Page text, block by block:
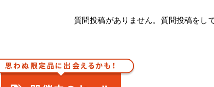
質問投稿がありません。質問投稿をし
思わぬ限定品に出会えるかも！